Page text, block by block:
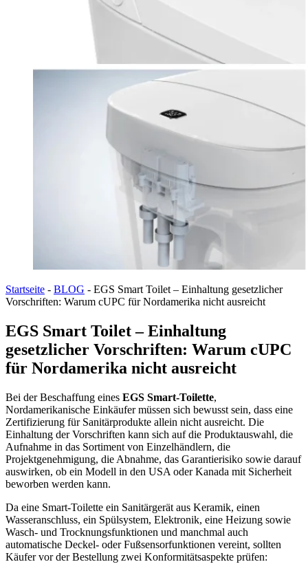
Startseite - BLOG - EGS Smart Toilet – Einhaltung gesetzlicher
Vorschriften: Warum cUPC für Nordamerika nicht ausreicht
EGS Smart Toilet – Einhaltung
gesetzlicher Vorschriften: Warum cUPC
für Nordamerika nicht ausreicht
Bei der Beschaffung eines EGS Smart-Toilette,
Nordamerikanische Einkäufer müssen sich bewusst sein, dass eine
Zertifizierung für Sanitärprodukte allein nicht ausreicht. Die
Einhaltung der Vorschriften kann sich auf die Produktauswahl, die
Aufnahme in das Sortiment von Einzelhändlern, die
Projektgenehmigung, die Abnahme, das Garantierisiko sowie darauf
auswirken, ob ein Modell in den USA oder Kanada mit Sicherheit
beworben werden kann.
Da eine Smart-Toilette ein Sanitärgerät aus Keramik, einen
Wasseranschluss, ein Spülsystem, Elektronik, eine Heizung sowie
Wasch- und Trocknungsfunktionen und manchmal auch
automatische Deckel- oder Fußsensorfunktionen vereint, sollten
Käufer vor der Bestellung zwei Konformitätsaspekte prüfen: